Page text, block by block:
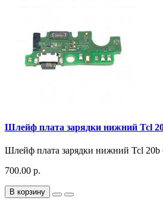
Шлейф плата зарядки нижний Tcl
Шлейф плата зарядки нижний Tcl 20b
700.00 р.
В корзину